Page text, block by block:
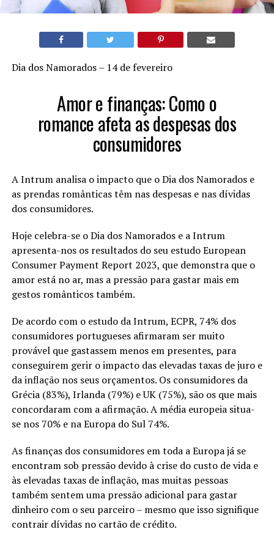
Dia dos Namorados – 14 de fevereiro
Amor e finanças: Como o
romance afeta as despesas dos
consumidores
A Intrum analisa o impacto que o Dia dos Namorados e
as prendas românticas têm nas despesas e nas dívidas
dos consumidores.
Hoje celebra-se o Dia dos Namorados e a Intrum
apresenta-nos os resultados do seu estudo European
Consumer Payment Report 2023, que demonstra que o
amor está no ar, mas a pressão para gastar mais em
gestos românticos também.
De acordo com o estudo da Intrum, ECPR, 74% dos
consumidores portugueses afirmaram ser muito
provável que gastassem menos em presentes, para
conseguirem gerir o impacto das elevadas taxas de juro e
da inflação nos seus orçamentos. Os consumidores da
Grécia (83%), Irlanda (79%) e UK (75%), são os que mais
concordaram com a afirmação. A média europeia situa-
se nos 70% e na Europa do Sul 74%.
As finanças dos consumidores em toda a Europa já se
encontram sob pressão devido à crise do custo de vida e
às elevadas taxas de inflação, mas muitas pessoas
também sentem uma pressão adicional para gastar
dinheiro com o seu parceiro – mesmo que isso signifique
contrair dívidas no cartão de crédito.